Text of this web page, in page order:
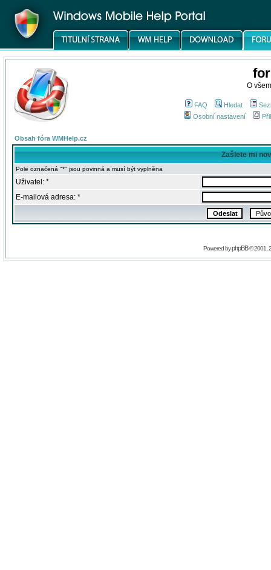
O
FAQ Hledat
Osobní nastavení
Obsah fóra WMHelp.cz
Zašlete mi
Pole označená "*" jsou povinná a musí být vyplněna
Uživatel: *
E-mailová adresa: *
Powered byphpBB© 2001,